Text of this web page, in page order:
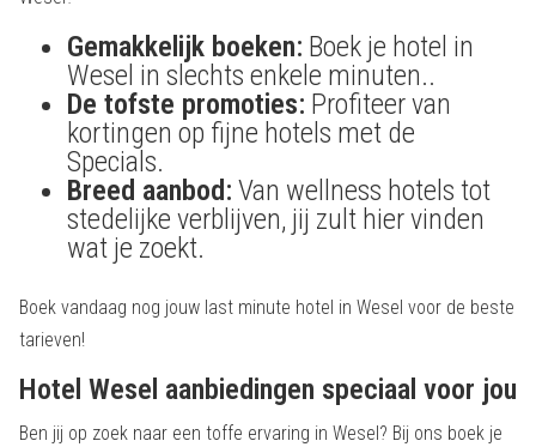
Gemakkelijk boeken: Boek je hotel in
Wesel in slechts enkele minuten..
De tofste promoties: Profiteer van
kortingen op fijne hotels met de
Specials.
Breed aanbod: Van wellness hotels tot
stedelijke verblijven, jij zult hier vinden
wat je zoekt.
Boek vandaag nog jouw last minute hotel in Wesel voor de beste
tarieven!
Hotel Wesel aanbiedingen speciaal voor jou
Ben jij op zoek naar een toffe ervaring in Wesel? Bij ons boek je